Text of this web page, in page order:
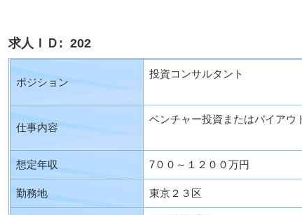
求人ＩＤ: 202
ポジション
投資コンサルタント
仕事内容
ベンチャー投資またはバイアウ
想定年収 7００～１２００万円
勤務地 東京２３区